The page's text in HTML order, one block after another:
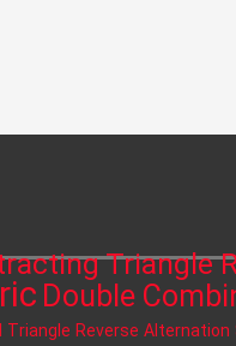
Triangle
Double
Triangle Reverse Alternation